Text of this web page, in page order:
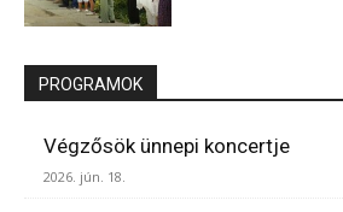
PROGRAMOK
Végzősök ünnepi koncertje
2026. jún. 18.